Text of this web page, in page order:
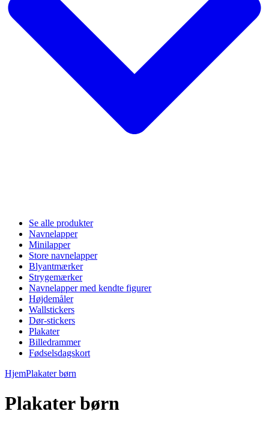
Se alle produkter
Navnelapper
Minilapper
Store navnelapper
Blyantmærker
Strygemærker
Navnelapper med kendte figurer
Højdemåler
Wallstickers
Dør-stickers
Plakater
Billedrammer
Fødselsdagskort
HjemPlakater børn
Plakater børn